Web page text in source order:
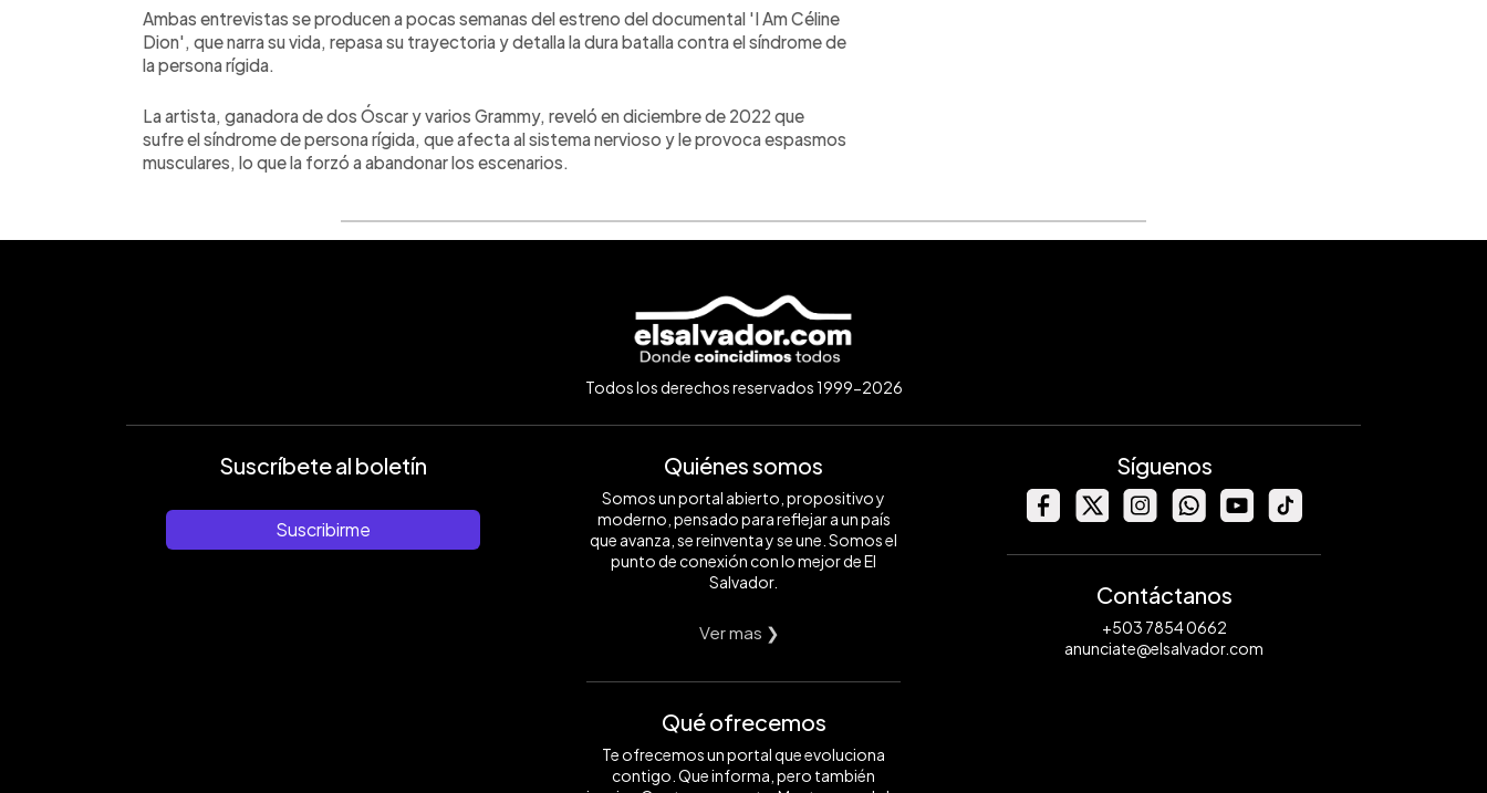
Ambas entrevistas se producen a pocas semanas del estreno del documental 'I Am Céline
Dion', que narra su vida, repasa su trayectoria y detalla la dura batalla contra el síndrome de
la persona rígida.
La artista, ganadora de dos Óscar y varios Grammy, reveló en diciembre de 2022 que
sufre el síndrome de persona rígida, que afecta al sistema nervioso y le provoca espasmos
musculares, lo que la forzó a abandonar los escenarios.
Todos los derechos reservados 1999-2026
Suscríbete al boletín
Suscribirme
Quiénes somos
Somos un portal abierto, propositivo y
moderno, pensado para reflejar a un país
que avanza, se reinventa y se une. Somos el
punto de conexión con lo mejor de El
Salvador.
Ver mas ❯
Qué ofrecemos
Te ofrecemos un portal que evoluciona
contigo. Que informa, pero también
Síguenos
Contáctanos
+503 7854 0662
anunciate@elsalvador.com